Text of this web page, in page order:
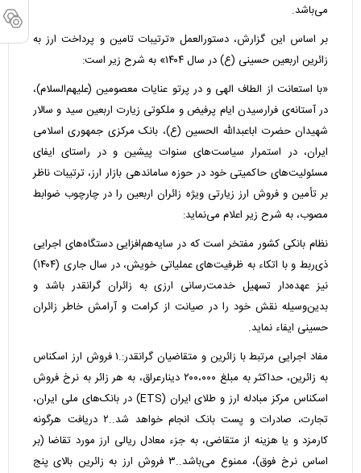
می‌باشد.
بر اساس این گزارش، دستورالعمل «ترتیبات تامین و پرداخت ارز به
زائرین اربعین حسینی (ع) در سال ۱۴۰۴» به شرح زیر است:
«با استعانت از الطاف الهی و در پرتو عنایات معصومین (علیهم‌السلام)،
در آستانه‌ی فرارسیدن ایام پرفیض و ملکوتی زیارت اربعین سید و سالار
شهیدان حضرت اباعبدالله الحسین (ع)، بانک مرکزی جمهوری اسلامی
ایران، در استمرار سیاست‌های سنوات پیشین و در راستای ایفای
مسئولیت‌های حاکمیتی خود در حوزه ساماندهی بازار ارز، ترتیبات ناظر
بر تأمین و فروش ارز زیارتی ویژه زائران اربعین را در چارچوب ضوابط
مصوب، به شرح زیر اعلام می‌نماید:
نظام بانکی کشور مفتخر است که در سایه‌هم‌افزایی دستگاه‌های اجرایی
ذی‌ربط و با اتکاء به ظرفیت‌های عملیاتی خویش، در سال جاری (۱۴۰۴)
نیز عهده‌دار تسهیل خدمت‌رسانی ارزی به زائران گرانقدر باشد و
بدین‌وسیله نقش خود را در صیانت از کرامت و آرامش خاطر زائران
حسینی ایفاء نماید.
مفاد اجرایی مرتبط با زائرین و متقاضیان گرانقدر:.۱ فروش ارز اسکناس
به زائرین، حداکثر به مبلغ ۲۰۰،۰۰۰ دینارعراق، به هر زائر به نرخ فروش
اسکناس مرکز مبادله ارز و طلای ایران (ETS) در بانک‌های ملی ایران،
تجارت، صادرات و پست بانک انجام خواهد شد..۲ دریافت هرگونه
کارمزد و یا هزینه از متقاضی، به جزء معادل ریالی ارز مورد تقاضا (بر
اساس نرخ فوق)، ممنوع می‌باشد..۳ فروش ارز به زائرین بالای پنج